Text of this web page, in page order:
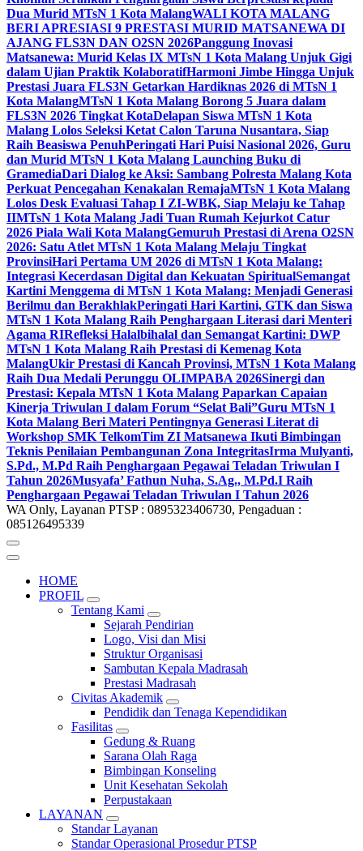
Dua Murid MTsN 1 Kota MalangWALI KOTA MALANG
BERI APRESIASI 9 PRESTASI MURID MATSANEWA DI
AJANG FLS3N DAN O2SN 2026Panggung Inovasi
Matsanewa: Murid Kelas IX MTsN 1 Kota Malang Unjuk Gigi
dalam Ujian Praktik KolaboratifHarmoni Jimbe Hingga Unjuk
Prestasi Juara FLS3N Getarkan Hardiknas 2026 di MTsN 1
Kota MalangMTsN 1 Kota Malang Borong 5 Juara dalam
FLS3N 2026 Tingkat KotaDelapan Siswa MTsN 1 Kota
Malang Lolos Seleksi Ketat Calon Taruna Nusantara, Siap
Raih Beasiswa PenuhPeringati Hari Puisi Nasional 2026, Guru
dan Murid MTsN 1 Kota Malang Launching Buku di
GramediaDari Dialog ke Aksi: Sambang Polresta Malang Kota
Perkuat Pencegahan Kenakalan RemajaMTsN 1 Kota Malang
Lolos Desk Evaluasi Tahap I ZI-WBK, Siap Melaju ke Tahap
IIMTsN 1 Kota Malang Jadi Tuan Rumah Kejurkot Catur
2026 Piala Wali Kota MalangGemuruh Prestasi di Arena O2SN
2026: Satu Atlet MTsN 1 Kota Malang Melaju Tingkat
ProvinsiHari Pertama UM 2026 di MTsN 1 Kota Malang:
Integrasi Kecerdasan Digital dan Kekuatan SpiritualSemangat
Kartini Menggema di MTsN 1 Kota Malang: Menjadi Generasi
Berilmu dan BerakhlakPeringati Hari Kartini, GTK dan Siswa
MTsN 1 Kota Malang Raih Penghargaan Literasi dari Menteri
Agama RIRefleksi Halalbihalal dan Semangat Kartini: DWP
MTsN 1 Kota Malang Raih Prestasi di Kemenag Kota
MalangUkir Prestasi di Kancah Provinsi, MTsN 1 Kota Malang
Raih Dua Medali Perunggu OLIMPABA 2026Sinergi dan
Prestasi: Kepala MTsN 1 Kota Malang Paparkan Capaian
Kinerja Triwulan I dalam Forum “Selat Bali”Guru MTsN 1
Kota Malang Beri Materi Pentingnya Generasi Literat di
Workshop SMK TelkomTim ZI Matsanewa Ikuti Bimbingan
Teknis Penilaian Pembangunan Zona IntegritasIrma Mulyanti,
S.Pd., M.Pd Raih Penghargaan Pegawai Teladan Triwulan I
Tahun 2026Musyafa’ Fathun Nuha, S.Ag., M.Pd.I Raih
Penghargaan Pegawai Teladan Triwulan I Tahun 2026
WA Only, Layanan PTSP : 0895323406730, Pengaduan :
085126495339
HOME
PROFIL
Tentang Kami
Sejarah Pendirian
Logo, Visi dan Misi
Struktur Organisasi
Sambutan Kepala Madrasah
Prestasi Madrasah
Civitas Akademik
Pendidik dan Tenaga Kependidikan
Fasilitas
Gedung & Ruang
Sarana Olah Raga
Bimbingan Konseling
Unit Kesehatan Sekolah
Perpustakaan
LAYANAN
Standar Layanan
Standar Operasional Prosedur PTSP